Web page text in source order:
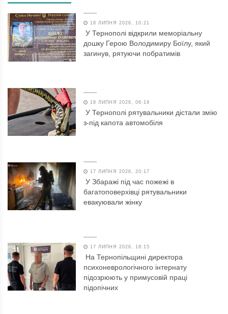
18 ЛИПНЯ 2026, 10:21
У Тернополі відкрили меморіальну
дошку Герою Володимиру Боїлу, який
загинув, рятуючи побратимів
18 ЛИПНЯ 2026, 06:19
У Тернополі рятувальники дістали змію
з-під капота автомобіля
17 ЛИПНЯ 2026, 20:17
У Збаражі під час пожежі в
багатоповерхівці рятувальники
евакуювали жінку
17 ЛИПНЯ 2026, 18:15
На Тернопільщині директора
психоневрологічного інтернату
підозрюють у примусовій праці
підопічних